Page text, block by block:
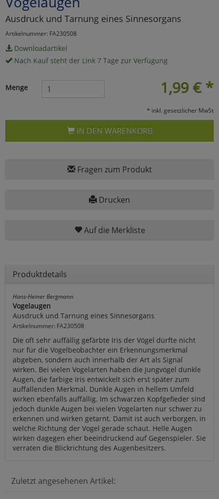
Ausdruck und Tarnung eines Sinnesorgans
Artikelnummer: FA230508
Downloadartikel
Nach Kauf steht der Link 7 Tage zur Verfügung
1,99 € *
Menge
* inkl. gesetzlicher MwSt
IN DEN WARENKORB
Fragen zum Produkt
Drucken
Auf die Merkliste
Produktdetails
Hans-Heiner Bergmann
Vogelaugen
Ausdruck und Tarnung eines Sinnesorgans
Artikelnummer: FA230508
Die oft sehr auffällig gefärbte Iris der Vögel dürfte nicht
nur für die Vogelbeobachter ein Erkennungsmerkmal
abgeben, sondern auch innerhalb der Art als Signal
wirken. Bei vielen Vogelarten haben die Jungvögel dunkle
Augen, die farbige Iris entwickelt sich erst später zum
auffallenden Merkmal. Dunkle Augen in hellem Umfeld
wirken ebenfalls auffällig. Im schwarzen Kopfgefieder sind
jedoch dunkle Augen bei vielen Vogelarten nur schwer zu
erkennen und wirken getarnt. Damit ist auch verborgen, in
welche Richtung der Vogel gerade schaut. Helle Augen
wirken dagegen eher beeindruckend auf Gegenspieler. Sie
verraten die Blickrichtung des Augenbesitzers.
Zuletzt angesehenen Artikel:
Marketing
Umfragetools
Cookies
Alle Akzeptieren
zurück